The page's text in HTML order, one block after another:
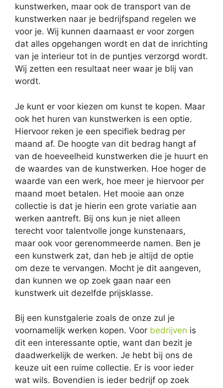
kunstwerken, maar ook de transport van de
kunstwerken naar je bedrijfspand regelen we
voor je. Wij kunnen daarnaast er voor zorgen
dat alles opgehangen wordt en dat de inrichting
van je interieur tot in de puntjes verzorgd wordt.
Wij zetten een resultaat neer waar je blij van
wordt.
Je kunt er voor kiezen om kunst te kopen. Maar
ook het huren van kunstwerken is een optie.
Hiervoor reken je een specifiek bedrag per
maand af. De hoogte van dit bedrag hangt af
van de hoeveelheid kunstwerken die je huurt en
de waardes van de kunstwerken. Hoe hoger de
waarde van een werk, hoe meer je hiervoor per
maand moet betalen. Het mooie aan onze
collectie is dat je hierin een grote variatie aan
werken aantreft. Bij ons kun je niet alleen
terecht voor talentvolle jonge kunstenaars,
maar ook voor gerenommeerde namen. Ben je
een kunstwerk zat, dan heb je altijd de optie
om deze te vervangen. Mocht je dit aangeven,
dan kunnen we op zoek gaan naar een
kunstwerk uit dezelfde prijsklasse.
Bij een kunstgalerie zoals de onze zul je
voornamelijk werken kopen. Voor bedrijven is
dit een interessante optie, want dan bezit je
daadwerkelijk de werken. Je hebt bij ons de
keuze uit een ruime collectie. Er is voor ieder
wat wils. Bovendien is ieder bedrijf op zoek